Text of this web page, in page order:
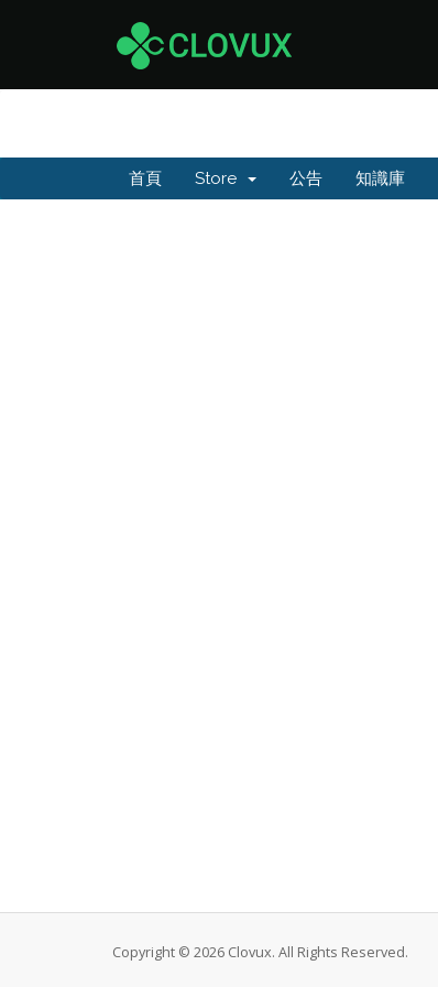
首頁 Store 公告 知識庫
Copyright © 2026 Clovux. All Rights Reserved.